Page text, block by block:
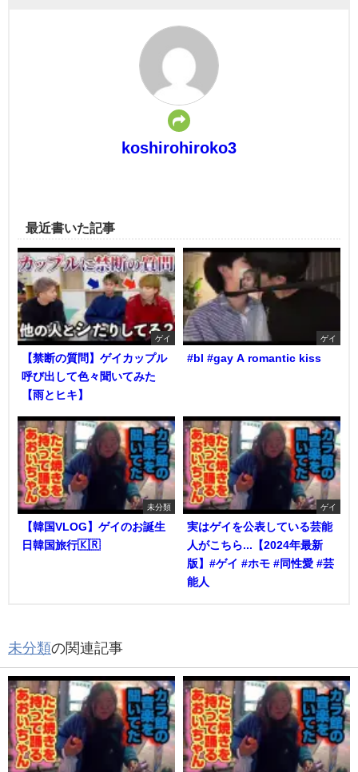
koshirohiroko3
最近書いた記事
ゲイ
【禁断の質問】ゲイカップル
呼び出して色々聞いてみた
【雨とヒキ】
ゲイ
#bl #gay A romantic kiss
未分類
【韓国VLOG】ゲイのお誕生
日韓国旅行🇰🇷
ゲイ
実はゲイを公表している芸能
人がこちら...【2024年最新
版】#ゲイ #ホモ #同性愛 #芸
能人
未分類の関連記事